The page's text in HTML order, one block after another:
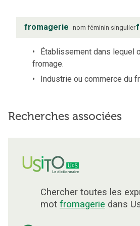
fromagerie nom féminin singulier
Établissement dans lequel
fromage.
Industrie ou commerce du
Recherches associées
Chercher toutes les
mot fromagerie dans